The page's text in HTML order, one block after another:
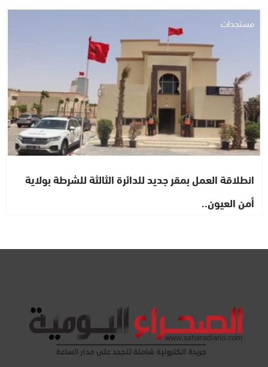
مستجدات
انطلاقة العمل بمقر جديد للدائرة الثالثة للشرطة بولاية
أمن العيون..